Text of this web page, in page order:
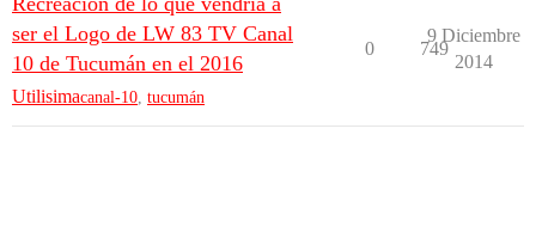
ser el Logo de LW 83 TV Canal
10 de Tucumán en el 2016
Utilisimacanal-10 tucumán
0 749
9 Diciembre
2014